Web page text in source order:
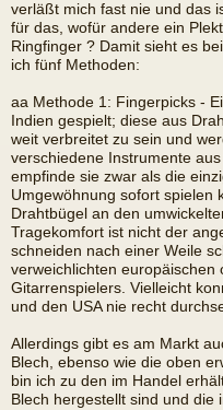
verläßt mich fast nie und das
für das, wofür andere ein
Ringfinger ? Damit sieht es
ich fünf Methoden:
aa Methode 1: Fingerpicks -
Indien gespielt; diese aus
weit verbreitet zu sein und
verschiedene Instrumente
empfinde sie zwar als die
Umgewöhnung sofort spielen
Drahtbügel an den
Tragekomfort ist nicht der
schneiden nach einer Weile
verweichlichten europäischen
Gitarrenspielers. Vielleicht
und den USA nie recht
Allerdings gibt es am Markt
Blech, ebenso wie die oben
bin ich zu den im Handel
Blech hergestellt sind und die